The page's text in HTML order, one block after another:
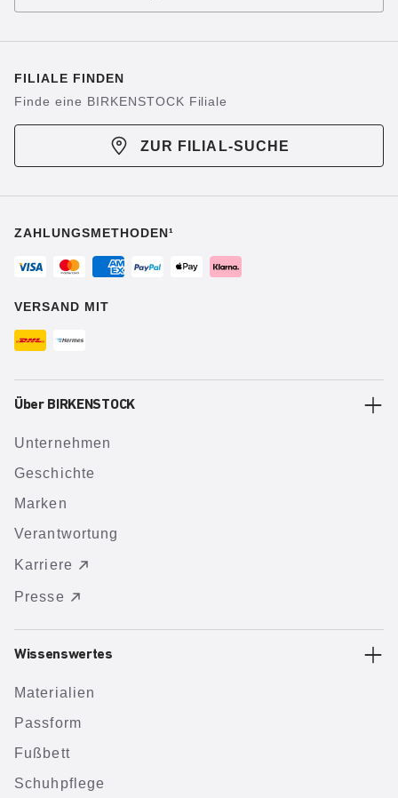
FILIALE FINDEN
Finde eine BIRKENSTOCK Filiale
ZUR FILIAL-SUCHE
ZAHLUNGSMETHODEN¹
VERSAND MIT
Über BIRKENSTOCK
Unternehmen
Geschichte
Marken
Verantwortung
Karriere
Presse
Wissenswertes
Materialien
Passform
Fußbett
Schuhpflege